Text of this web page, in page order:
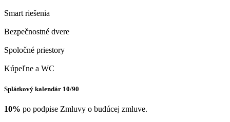
Smart riešenia
Bezpečnostné dvere
Spoločné priestory
Kúpeľne a WC
Splátkový kalendár 10/90
10% po podpise Zmluvy o budúcej zmluve.